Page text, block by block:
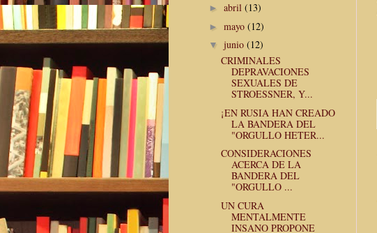
► abril (13)
► mayo (12)
▼ junio (12)
CRIMINALES
DEPRAVACIONES
SEXUALES DE
STROESSNER, Y...
¡EN RUSIA HAN CREADO
LA BANDERA DEL
"ORGULLO HETER...
CONSIDERACIONES
ACERCA DE LA
BANDERA DEL
"ORGULLO ...
UN CURA
MENTALMENTE
INSANO PROPONE